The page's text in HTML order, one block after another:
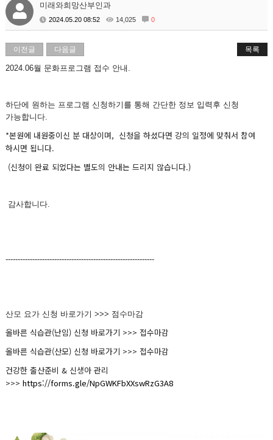
미래와희망산부인과
2024.05.20 08:52 14,025 0
이전글 다음글 목록
2024.06월 문화프로그램 접수 안내.
하단에 원하는 프로그램 신청하기를 통해 간단한 정보 입력후 신청
가능합니다.
*본원에 내원중이신 분 대상이며, 신청을 하셨다면 강의 일정에 맞춰서 참여
하시면 됩니다.
(신청이 완료 되었다는 별도의 안내는 드리지 않습니다.)
감사합니다.
-------------------------------------------------------------
산모 요가 신청 바로가기 >>> 점수마감
올바른 식습관(난임) 신청 바로가기 >>> 접수마감
올바른 식습관(산모) 신청 바로가기 >>> 접수마감
건강한 출산준비 & 신생아 관리
>>>https://forms.gle/NpGWKFbXXswRzG3A8